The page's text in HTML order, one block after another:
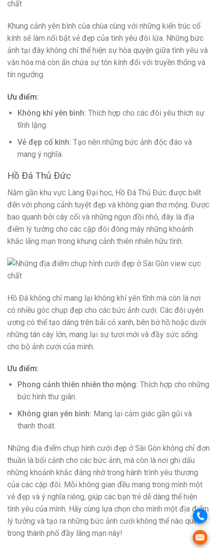
Khung cảnh yên bình của chùa cùng với những kiến trúc cổ
kính sẽ làm nổi bật vẻ đẹp của tình yêu đôi lứa. Những bức
ảnh tại đây không chỉ thể hiện sự hòa quyện giữa tình yêu và
văn hóa mà còn ẩn chứa sự tôn kính đối với truyền thống và
tín ngưỡng.
Ưu điểm:
Không khí yên bình: Thích hợp cho các đôi yêu thích sự
tĩnh lặng.
Vẻ đẹp cổ kính: Tạo nên những bức ảnh độc đáo và
mang ý nghĩa.
Hồ Đá Thủ Đức
Nằm gần khu vực Làng Đại học, Hồ Đá Thủ Đức được biết
đến với phong cảnh tuyệt đẹp và không gian thơ mộng. Được
bao quanh bởi cây cối và những ngọn đồi nhỏ, đây là địa
điểm lý tưởng cho các cặp đôi đóng máy những khoảnh
khắc lãng mạn trong khung cảnh thiên nhiên hữu tình.
Hồ Đá không chỉ mang lại không khí yên tĩnh mà còn là nơi
có nhiều góc chụp đẹp cho các bức ảnh cưới. Các đôi uyên
ương có thể tạo dáng trên bãi cỏ xanh, bên bờ hồ hoặc dưới
những tán cây lớn, mang lại sự tươi mới và đầy sức sống
cho bộ ảnh cưới của mình.
Ưu điểm:
Phong cảnh thiên nhiên thơ mộng: Thích hợp cho những
bức hình thư giãn.
Không gian yên bình: Mang lại cảm giác gần gũi và
thanh thoát.
Những địa điểm chụp hình cưới đẹp ở Sài Gòn không chỉ đơn
thuần là bối cảnh cho các bức ảnh, mà còn là nơi ghi dấu
những khoảnh khắc đáng nhớ trong hành trình yêu thương
của các cặp đôi. Mỗi không gian đều mang trong mình một
vẻ đẹp và ý nghĩa riêng, giúp các bạn trẻ dễ dàng thể hiện
tình yêu của mình. Hãy cùng lựa chọn cho mình một địa điểm
lý tưởng và tạo ra những bức ảnh cưới không thể nào quên
trong thành phố đầy lãng mạn này!